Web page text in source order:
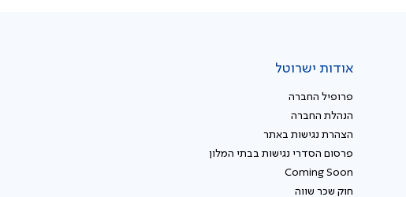
אודות ישרוטל
פרופיל החברה
הנהלת החברה
הצהרת נגישות באתר
פרסום הסדרי נגישות בבתי המלון
Coming Soon
חוק שכר שווה